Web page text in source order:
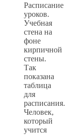
Расписание
уроков.
Учебная
стена на
фоне
кирпичной
стены.
Так
показана
таблица
для
расписания.
Человек,
который
учится